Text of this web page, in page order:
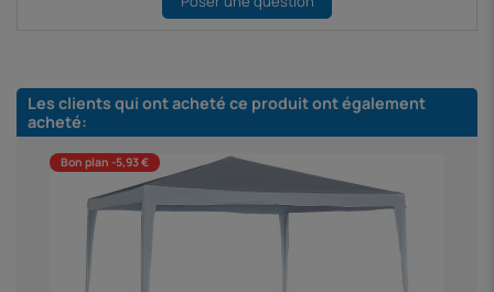
Les clients qui ont acheté ce produit ont également
acheté:
Bon plan -5,93 €